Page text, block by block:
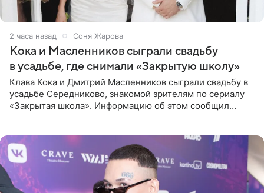
2 часа назад Соня Жарова
Кока и Масленников сыграли свадьбу
в усадьбе, где снимали «Закрытую школу»
Клава Кока и Дмитрий Масленников сыграли свадьбу в
усадьбе Середниково, знакомой зрителям по сериалу
«Закрытая школа». Информацию об этом сообщил